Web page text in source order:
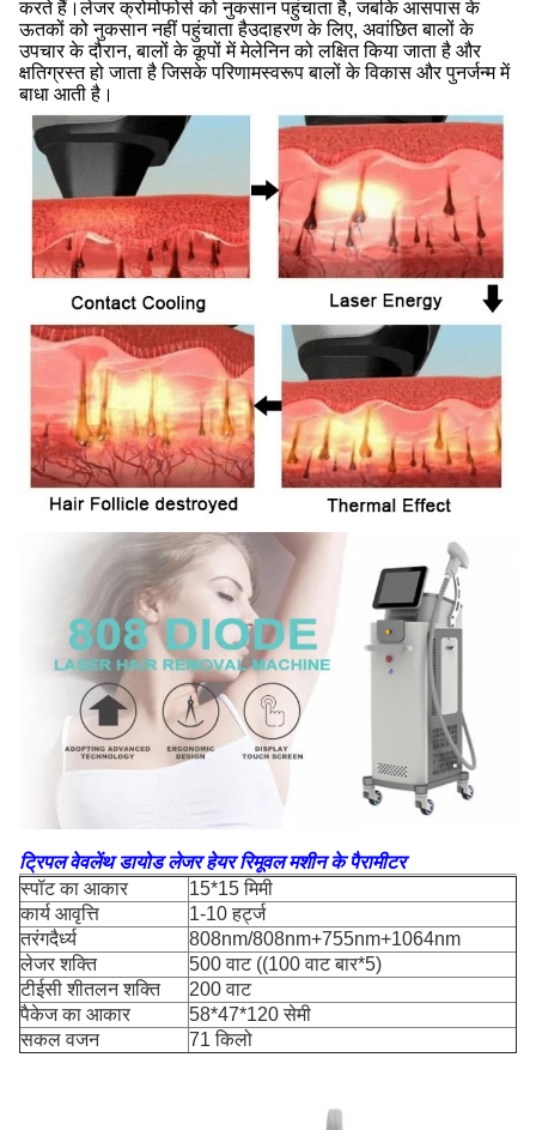
करते हैं।लेजर क्रोमोफोर्स को नुकसान पहुंचाता है, जबकि आसपास के
ऊतकों को नुकसान नहीं पहुंचाता हैउदाहरण के लिए, अवांछित बालों के
उपचार के दौरान, बालों के कूपों में मेलेनिन को लक्षित किया जाता है और
क्षतिग्रस्त हो जाता है जिसके परिणामस्वरूप बालों के विकास और पुनर्जन्म में
बाधा आती है।
ट्रिपल वेवलेंथ डायोड लेजर हेयर रिमूवल मशीन के पैरामीटर
स्पॉट का आकार
15*15 मिमी
कार्य आवृत्ति
1-10 हर्ट्ज
तरंगदैर्ध्य
808nm/808nm+755nm+1064nm
लेजर शक्ति
500 वाट ((100 वाट बार*5)
टीईसी शीतलन शक्ति
200 वाट
पैकेज का आकार
58*47*120 सेमी
सकल वजन
71 किलो